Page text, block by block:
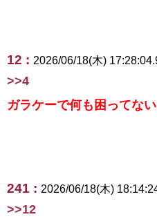
12 : 2026/06/18(木)
>>4
ガラケーで何も困ってな
241 : 2026/06/18(木)
>>12